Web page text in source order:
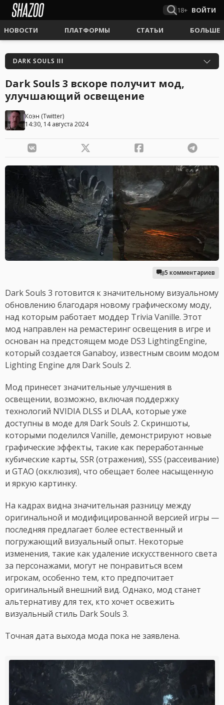
18+ ВОЙТИ
НОВОСТИ ПЛАТФОРМЫ СТАТЬИ БОЛЬШЕ
DARK SOULS III
Dark Souls 3 вскоре получит мод,
улучшающий освещение
Коэн (Twitter)
14:30, 14 августа 2024
5 комментариев
Dark Souls 3 готовится к значительному визуальному
обновлению благодаря новому графическому моду,
над которым работает моддер Trivia Vanille. Этот
мод направлен на ремастеринг освещения в игре и
основан на предстоящем моде DS3 LightingEngine,
который создается Ganaboy, известным своим модом
Lighting Engine для Dark Souls 2.
Мод принесет значительные улучшения в
освещении, возможно, включая поддержку
технологий NVIDIA DLSS и DLAA, которые уже
доступны в моде для Dark Souls 2. Скриншоты,
которыми поделился Vanille, демонстрируют новые
графические эффекты, такие как переработанные
кубические карты, SSR (отражения), SSS (рассеивание)
и GTAO (окклюзия), что обещает более насыщенную
и яркую картинку.
На кадрах видна значительная разницу между
оригинальной и модифицированной версией игры —
последняя предлагает более естественный и
погружающий визуальный опыт. Некоторые
изменения, такие как удаление искусственного света
за персонажами, могут не понравиться всем
игрокам, особенно тем, кто предпочитает
оригинальный внешний вид. Однако, мод станет
альтернативу для тех, кто хочет освежить
визуальный стиль Dark Souls 3.
Точная дата выхода мода пока не заявлена.